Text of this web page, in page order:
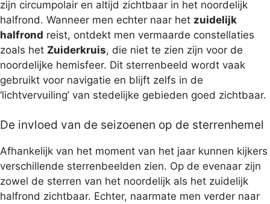
zijn circumpolair en altijd zichtbaar in het noordelijk
halfrond. Wanneer men echter naar het zuidelijk
halfrond reist, ontdekt men vermaarde constellaties
zoals het Zuiderkruis, die niet te zien zijn voor de
noordelijke hemisfeer. Dit sterrenbeeld wordt vaak
gebruikt voor navigatie en blijft zelfs in de
‘lichtvervuiling’ van stedelijke gebieden goed zichtbaar.
De invloed van de seizoenen op de sterrenhemel
Afhankelijk van het moment van het jaar kunnen kijkers
verschillende sterrenbeelden zien. Op de evenaar zijn
zowel de sterren van het noordelijk als het zuidelijk
halfrond zichtbaar. Echter, naarmate men verder naar